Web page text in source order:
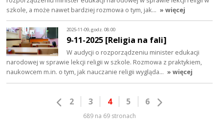
szkole, a może nawet bardziej rozmowa o tym, jak… » więcej
2025-11-09, godz. 08:00
9-11-2025 [Religia na fali]
W audycji o rozporządzeniu minister edukacji
narodowej w sprawie lekcji religii w szkole. Rozmowa z praktykiem,
naukowcem m.in. o tym, jak nauczanie religii wygląda… » więcej
2 3 4 5 6
689 na 69 stronach